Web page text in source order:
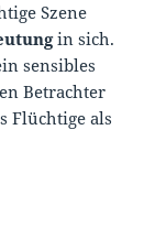
Szene
in sich.
sensibles
Betrachter
Flüchtige als